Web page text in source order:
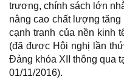
trương, chính sách lớn
nâng cao chất lượng
cạnh tranh của nền kinh
(đã được Hội nghị lần
Đảng khóa XII thông qua
01/11/2016).